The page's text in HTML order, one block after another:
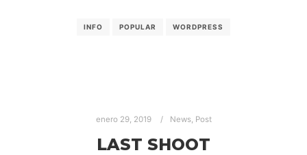
INFO POPULAR WORDPRESS
enero 29, 2019 News, Post
LAST SHOOT